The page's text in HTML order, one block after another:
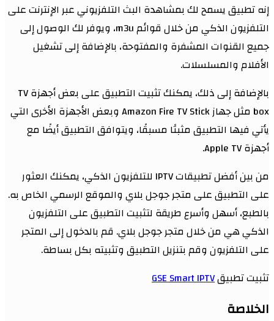
إنه تطبيق يسمح لك بمشاهدة البث التلفزيوني عبر الإنترنت على
التلفزيون الذكي من خلال قوائم m3u، ويوفر لك الوصول إلى
جميع القنوات المشفرة والمفتوحة، بالإضافة إلى تشغيل
الأفلام والمسلسلات.
بالإضافة إلى ذلك، يمكنك تثبيت التطبيق على بعض أجهزة TV
box مثل جهاز Amazon Fire TV Stick وبعض الأجهزة الأخرى التي
يأتي فيها التطبيق مثبتًا مسبقًا، ويتوافق التطبيق أيضًا مع
أجهزة Apple TV.
من بين أفضل تطبيقات IPTV للتلفزيون الذكي، يمكنك العثور
على التطبيق على متجر جوجل بلاي والموقع الرسمي الخاص به.
بالطبع، أسهل وأسرع طريقة لتثبيت التطبيق على التلفزيون
الذكي هي من خلال متجر جوجل بلاي. قم بالدخول إلى المتجر
على التلفزيون وقم بتنزيل التطبيق وتثبيته بكل بساطة.
تثبيت تطبيقGSE Smart IPTV
الخلاصة